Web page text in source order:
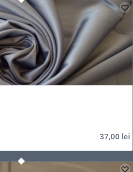
37,00 lei